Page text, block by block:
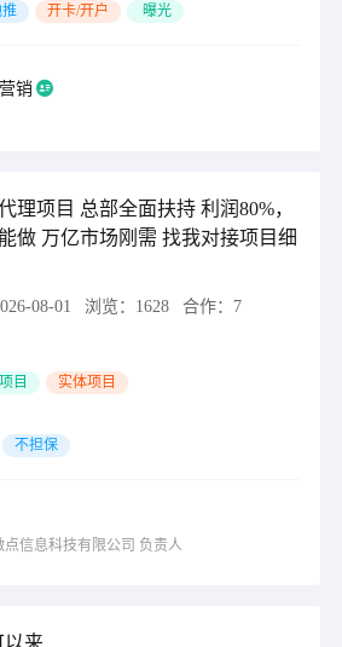
推 开卡/开户 曝光
销
理项目 总部全面扶持 利润80%，
做 万亿市场刚需 找我对接项目细
08-01 浏览： 1628 合作： 7
目 实体项目
不担保
点信息科技有限公司 负责人
以来